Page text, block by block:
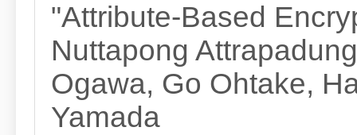
"Attribute-Based
Nuttapong
Ogawa, Go Ohtake,
Yamada